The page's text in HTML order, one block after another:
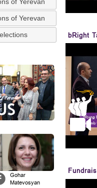
of Yerevan
Gohar
Matevosyan
bRight